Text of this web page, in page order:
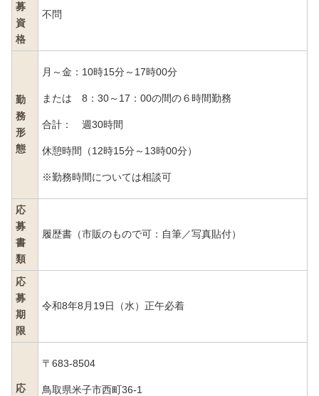
募
資
格
不問
勤
務
形
態
月～金：10時15分～17時00分
または 8：30～17：00の間の６時間勤務
合計： 週30時間
休憩時間（12時15分～13時00分）
※勤務時間については相談可
応
募
書
類
履歴書（市販のもので可：自筆／写真貼付）
応
募
期
限
令和8年8月19日（水）正午必着
応
〒683-8504
鳥取県米子市西町36-1